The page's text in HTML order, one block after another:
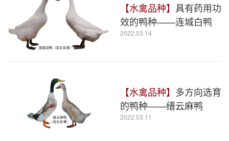
【水禽品种】 具有药用功
效的鸭种——连城白鸭
2022.03.14
【水禽品种】 多方向选育
的鸭种——缙云麻鸭
2022.03.11